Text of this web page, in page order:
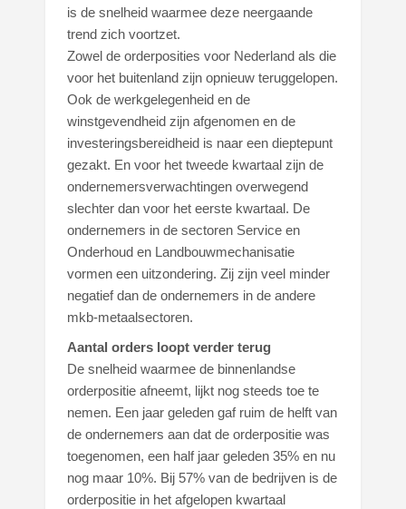
is de snelheid waarmee deze neergaande
trend zich voortzet.
Zowel de orderposities voor Nederland als die
voor het buitenland zijn opnieuw teruggelopen.
Ook de werkgelegenheid en de
winstgevendheid zijn afgenomen en de
investeringsbereidheid is naar een dieptepunt
gezakt. En voor het tweede kwartaal zijn de
ondernemersverwachtingen overwegend
slechter dan voor het eerste kwartaal. De
ondernemers in de sectoren Service en
Onderhoud en Landbouwmechanisatie
vormen een uitzondering. Zij zijn veel minder
negatief dan de ondernemers in de andere
mkb-metaalsectoren.
Aantal orders loopt verder terug
De snelheid waarmee de binnenlandse
orderpositie afneemt, lijkt nog steeds toe te
nemen. Een jaar geleden gaf ruim de helft van
de ondernemers aan dat de orderpositie was
toegenomen, een half jaar geleden 35% en nu
nog maar 10%. Bij 57% van de bedrijven is de
orderpositie in het afgelopen kwartaal